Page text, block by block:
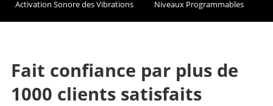
Activation Sonore des Vibrations Niveaux Programmables
Fait confiance par plus de
1000 clients satisfaits